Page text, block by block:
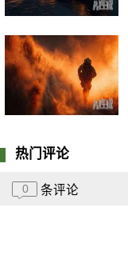
热门评论
0 条评论